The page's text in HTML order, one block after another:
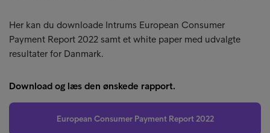
Her kan du downloade Intrums European Consumer
Payment Report 2022 samt et white paper med udvalgte
resultater for Danmark.
Download og læs den ønskede rapport.
European Consumer Payment Report 2022